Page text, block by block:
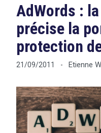
Tout sur
AdWords :
précise la
protection
21/09/2011 - Etienne